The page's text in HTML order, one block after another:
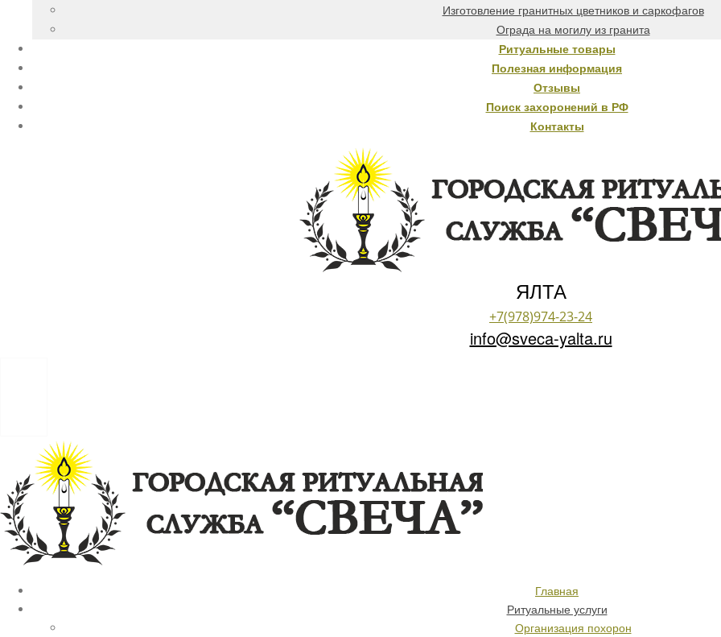
Изготовление гранитных цветников и саркофагов
Ограда на могилу из гранита
Ритуальные товары
Полезная информация
Отзывы
Поиск захоронений в РФ
Контакты
ЯЛТА
+7(978)974-23-24
info@sveca-yalta.ru
Главная
Ритуальные услуги
Организация похорон